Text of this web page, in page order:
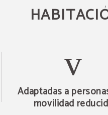
Adaptadas a
movilidad